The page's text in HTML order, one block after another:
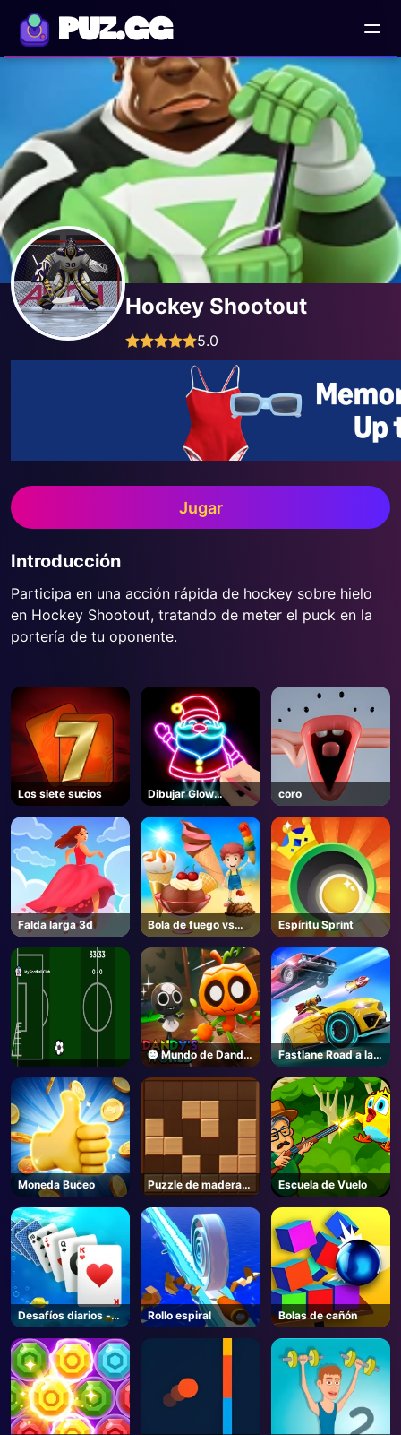
PUZ.GG
AD
Hockey Shootout
5.0
Jugar
Introducción
Participa en una acción rápida de hockey sobre hielo
en Hockey Shootout, tratando de meter el puck en la
portería de tu oponente.
Los siete sucios
Dibujar Glow
Navidad Dibujar
Color
coro
Falda larga 3d
Bola de fuego vs
helado
Espíritu Sprint
🎃 Mundo de Dandy
- Unblocked Online
Fastlane Road a la
Venganza Maestro
Moneda Buceo
Puzzle de madera
de bloque
Escuela de Vuelo
Desafíos diarios -
Solitaire
Rollo espiral Bolas de cañón